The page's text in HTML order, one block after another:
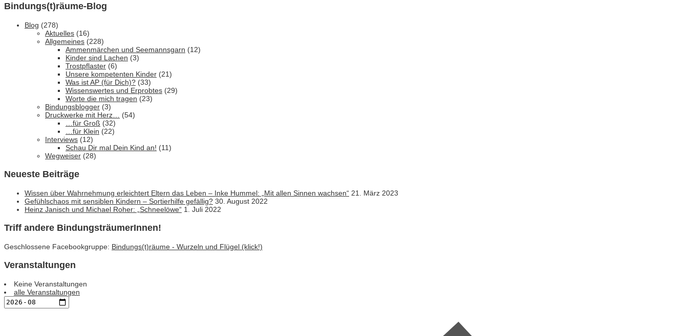
Bindungs(t)räume-Blog
Blog (278)
Aktuelles (16)
Allgemeines (228)
Ammenmärchen und Seemannsgarn (12)
Kinder sind Lachen (3)
Trostpflaster (6)
Unsere kompetenten Kinder (21)
Was ist AP (für Dich)? (33)
Wissenswertes und Erprobtes (29)
Worte die mich tragen (23)
Bindungsblogger (3)
Druckwerke mit Herz…
(54)
…für Groß (32)
…für Klein (22)
Interviews (12)
Schau Dir mal Dein Kind an! (11)
Wegweiser (28)
Neueste Beiträge
Wissen über Wahrnehmung erleichtert Eltern das Leben – Inke Hummel: „Mit allen Sinnen wachsen“ 21. März 2023
Gefühlschaos mit sensiblen Kindern – Sortierhilfe gefällig? 30. August 2022
Heinz Janisch und Michael Roher: „Schneelöwe“ 1. Juli 2022
Triff andere BindungsträumerInnen!
Geschlossene Facebookgruppe: Bindungs(t)räume - Wurzeln und Flügel (klick!)
Veranstaltungen
Keine Veranstaltungen
alle Veranstaltungen